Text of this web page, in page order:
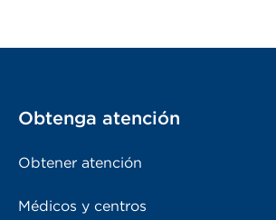
Obtenga atención
Obtener atención
Médicos y centros